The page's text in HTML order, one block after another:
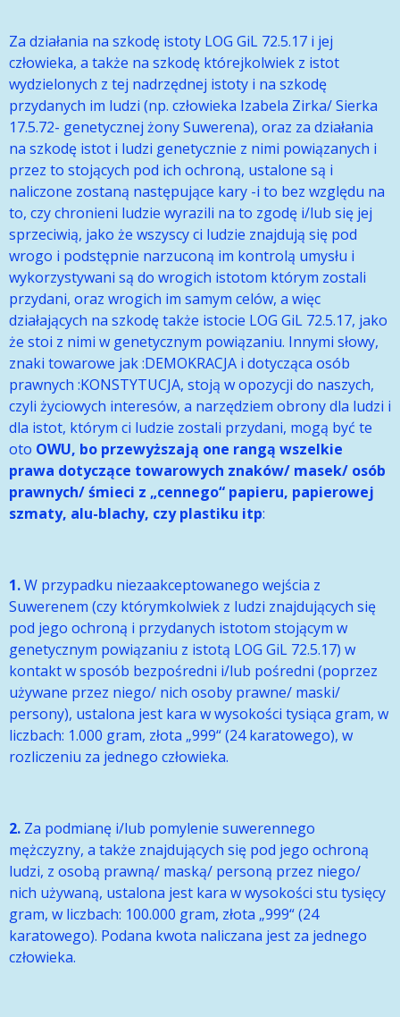
Za działania na szkodę istoty LOG GiL 72.5.17 i jej
człowieka, a także na szkodę którejkolwiek z istot
wydzielonych z tej nadrzędnej istoty i na szkodę
przydanych im ludzi (np. człowieka Izabela Zirka/ Sierka
17.5.72- genetycznej żony Suwerena), oraz za działania
na szkodę istot i ludzi genetycznie z nimi powiązanych i
przez to stojących pod ich ochroną, ustalone są i
naliczone zostaną następujące kary -i to bez względu na
to, czy chronieni ludzie wyrazili na to zgodę i/lub się jej
sprzeciwią, jako że wszyscy ci ludzie znajdują się pod
wrogo i podstępnie narzuconą im kontrolą umysłu i
wykorzystywani są do wrogich istotom którym zostali
przydani, oraz wrogich im samym celów, a więc
działających na szkodę także istocie LOG GiL 72.5.17, jako
że stoi z nimi w genetycznym powiązaniu. Innymi słowy,
znaki towarowe jak :DEMOKRACJA i dotycząca osób
prawnych :KONSTYTUCJA, stoją w opozycji do naszych,
czyli życiowych interesów, a narzędziem obrony dla ludzi i
dla istot, którym ci ludzie zostali przydani, mogą być te
oto OWU, bo przewyższają one rangą wszelkie
prawa dotyczące towarowych znaków/ masek/ osób
prawnych/ śmieci z „cennego“ papieru, papierowej
szmaty, alu-blachy, czy plastiku itp:
1.W przypadku niezaakceptowanego wejścia z
Suwerenem (czy którymkolwiek z ludzi znajdujących się
pod jego ochroną i przydanych istotom stojącym w
genetycznym powiązaniu z istotą LOG GiL 72.5.17) w
kontakt w sposób bezpośredni i/lub pośredni (poprzez
używane przez niego/ nich osoby prawne/ maski/
persony), ustalona jest kara w wysokości tysiąca gram, w
liczbach: 1.000 gram, złota „999“ (24 karatowego), w
rozliczeniu za jednego człowieka.
2. Za podmianę i/lub pomylenie suwerennego
mężczyzny, a także znajdujących się pod jego ochroną
ludzi, z osobą prawną/ maską/ personą przez niego/
nich używaną, ustalona jest kara w wysokości stu tysięcy
gram, w liczbach: 100.000 gram, złota „999“ (24
karatowego). Podana kwota naliczana jest za jednego
człowieka.